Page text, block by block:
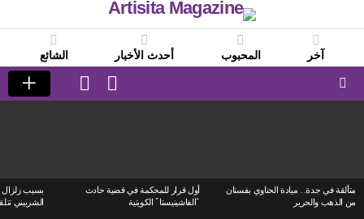
آخر المحبوب أحدث الأخبار الشائع
SWITCH
SKIN
LOGIN
متألقة في جدة.. ميادة الحناوي بفستان
من الذهب والحرير
أول قرار للمحكمة في قضية حادث
“الفاشينيستا” الكويتية
بسبب زلزال
الشربيني